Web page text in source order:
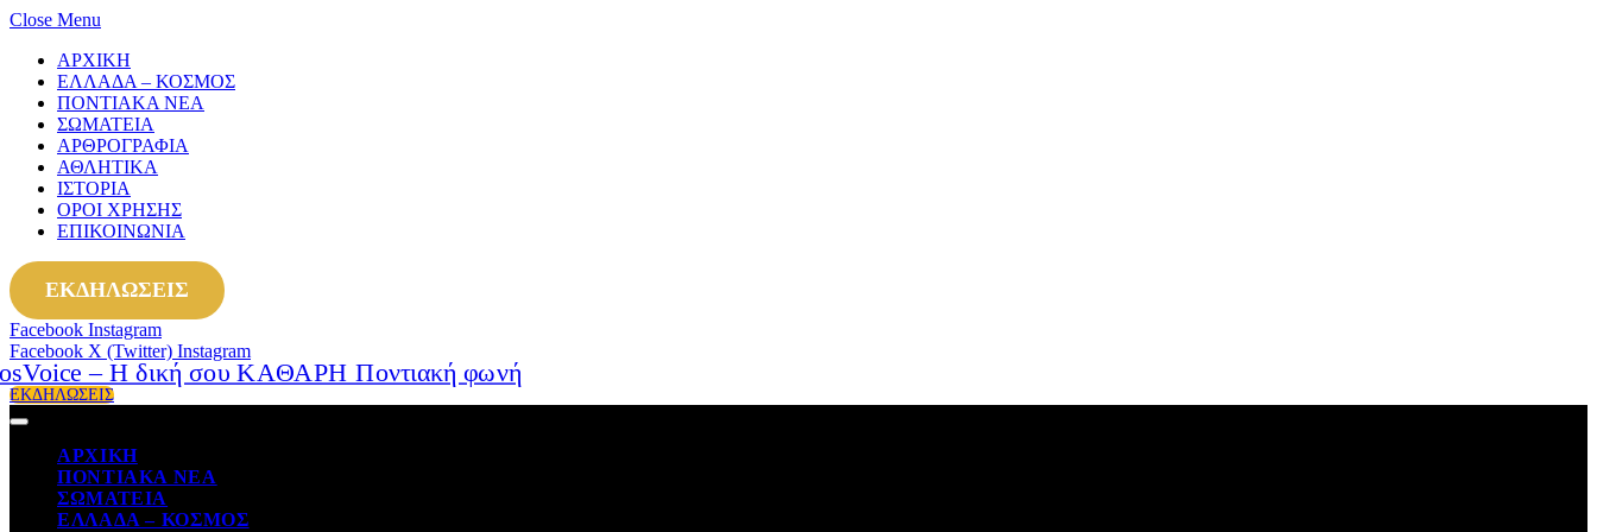
Close Menu
ΑΡΧΙΚΗ
ΕΛΛΑΔΑ – ΚΟΣΜΟΣ
ΠΟΝΤΙΑΚΑ ΝΕΑ
ΣΩΜΑΤΕΙΑ
ΑΡΘΡΟΓΡΑΦΙΑ
ΑΘΛΗΤΙΚΑ
ΙΣΤΟΡΙΑ
ΟΡΟΙ ΧΡΗΣΗΣ
ΕΠΙΚΟΙΝΩΝΙΑ
ΕΚΔΗΛΩΣΕΙΣ
Facebook Instagram
Facebook X (Twitter) Instagram
ΕΚΔΗΛΩΣΕΙΣ
ΑΡΧΙΚΗ
ΠΟΝΤΙΑΚΑ ΝΕΑ
ΣΩΜΑΤΕΙΑ
ΕΛΛΑΔΑ – ΚΟΣΜΟΣ